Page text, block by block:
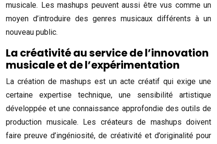
musicale. Les mashups peuvent aussi être vus comme un
moyen d’introduire des genres musicaux différents à un
nouveau public.
La créativité au service de l’innovation
musicale et de l’expérimentation
La création de mashups est un acte créatif qui exige une
certaine expertise technique, une sensibilité artistique
développée et une connaissance approfondie des outils de
production musicale. Les créateurs de mashups doivent
faire preuve d’ingéniosité, de créativité et d’originalité pour